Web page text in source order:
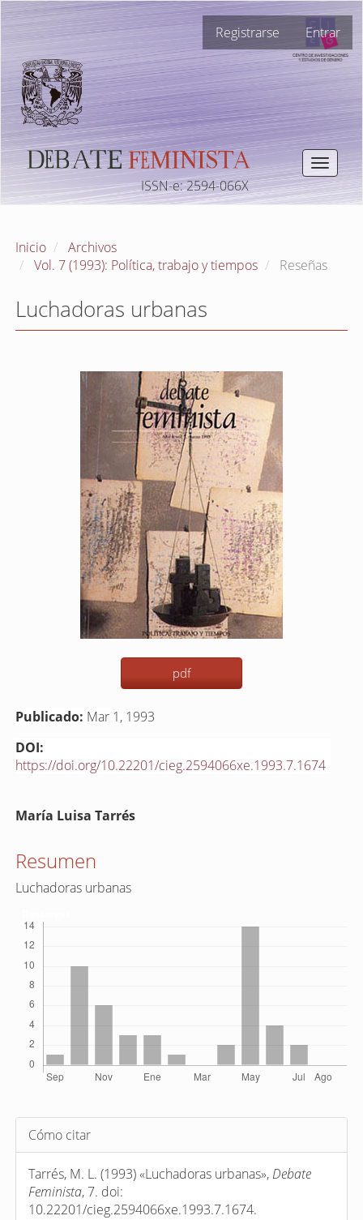
Navegación
principal
Contenido
principal
Barra
lateral
Registrarse Entrar
Toggle
ISSN-e: 2594-066X
Inicio
Archivos
Vol. 7 (1993): Política, trabajo y tiempos
Reseñas
Luchadoras urbanas
pdf
Publicado: Mar 1, 1993
DOI:
https://doi.org/10.22201/cieg.2594066xe.1993.7.1674
Contenido
del
artículo
María Luisa Tarrés
Resumen
Luchadoras urbanas
Detalles
del
artículo
Cómo citar
Tarrés, M. L. (1993) «Luchadoras urbanas», Debate
Feminista, 7. doi:
10.22201/cieg.2594066xe.1993.7.1674.